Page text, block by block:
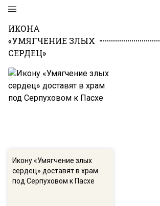
ИКОНА
«УМЯГЧЕНИЕ ЗЛЫХ
СЕРДЕЦ»
Икону «Умягчение злых
сердец» доставят в храм
под Серпуховом к Пасхе